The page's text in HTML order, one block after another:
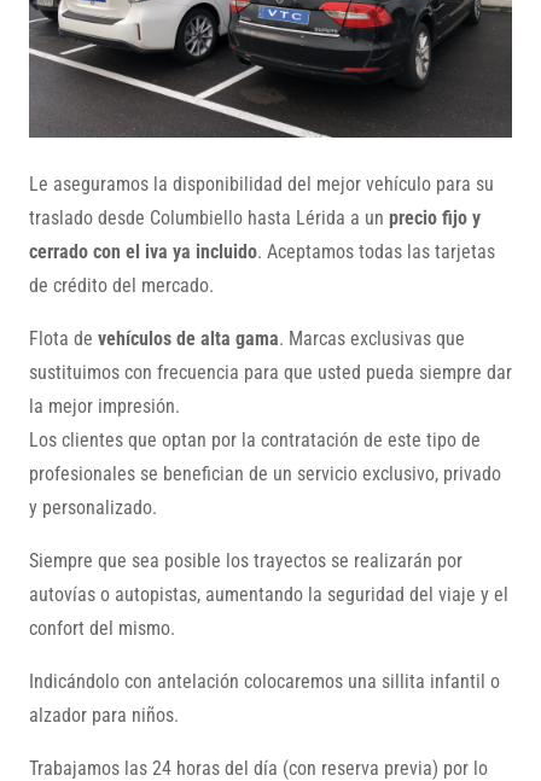
Le aseguramos la disponibilidad del mejor vehículo para su
traslado desde Columbiello hasta Lérida a un precio fijo y
cerrado con el iva ya incluido. Aceptamos todas las tarjetas
de crédito del mercado.
Flota de vehículos de alta gama. Marcas exclusivas que
sustituimos con frecuencia para que usted pueda siempre dar
la mejor impresión.
Los clientes que optan por la contratación de este tipo de
profesionales se benefician de un servicio exclusivo, privado
y personalizado.
Siempre que sea posible los trayectos se realizarán por
autovías o autopistas, aumentando la seguridad del viaje y el
confort del mismo.
Indicándolo con antelación colocaremos una sillita infantil o
alzador para niños.
Trabajamos las 24 horas del día (con reserva previa) por lo